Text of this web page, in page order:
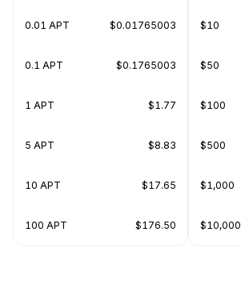
0.01 APT $0.01765003
0.1 APT $0.1765003
1 APT $1.77
5 APT $8.83
10 APT $17.65
100 APT $176.50
$10
$50
$100
$500
$1,000
$10,000